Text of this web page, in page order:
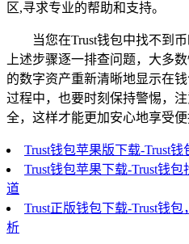
区,寻求专业的帮助和支持。
当您在Trust钱包中找不到
上述步骤逐一排查问题，大多
的数字资产重新清晰地显示在
过程中，也要时刻保持警惕，
全，这样才能更加安心地享受便
Trust钱包苹果版下载-Trust
Trust钱包苹果下载-Trust钱
道
Trust正版钱包下载-Trust钱
析